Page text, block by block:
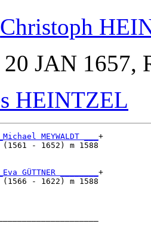
Christoph
JAN 1657,
HEINTZEL
_Michael MEYWALDT ___ +
- 1652) m 1588
_Eva GÜTTNER ________ +
- 1622) m 1588